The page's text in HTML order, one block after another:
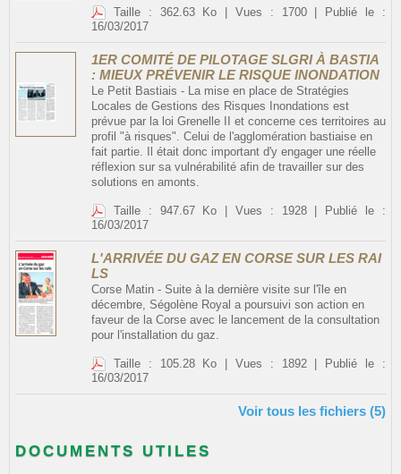
Taille : 362.63 Ko | Vues : 1700 | Publié le :
16/03/2017
1ER COMITÉ DE PILOTAGE SLGRI À BASTIA
: MIEUX PRÉVENIR LE RISQUE INONDATION
Le Petit Bastiais - La mise en place de Stratégies
Locales de Gestions des Risques Inondations est
prévue par la loi Grenelle II et concerne ces territoires au
profil "à risques". Celui de l'agglomération bastiaise en
fait partie. Il était donc important d'y engager une réelle
réflexion sur sa vulnérabilité afin de travailler sur des
solutions en amonts.
Taille : 947.67 Ko | Vues : 1928 | Publié le :
16/03/2017
L'ARRIVÉE DU GAZ EN CORSE SUR LES RAI
LS
Corse Matin - Suite à la dernière visite sur l'île en
décembre, Ségolène Royal a poursuivi son action en
faveur de la Corse avec le lancement de la consultation
pour l'installation du gaz.
Taille : 105.28 Ko | Vues : 1892 | Publié le :
16/03/2017
Voir tous les fichiers (5)
DOCUMENTS UTILES